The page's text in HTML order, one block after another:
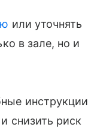
или уточнять
в зале, но и
инструкции
снизить риск